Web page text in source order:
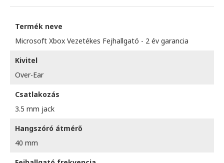
Termék neve
Microsoft Xbox Vezetékes Fejhallgató - 2 év garancia
Kivitel
Over-Ear
Csatlakozás
3.5 mm jack
Hangszóró átmérő
40 mm